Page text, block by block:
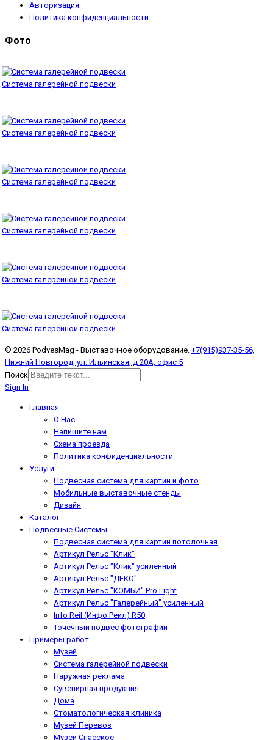
Авторизация
Политика конфиденциальности
Фото
Система галерейной подвески
Система галерейной подвески
Система галерейной подвески
Система галерейной подвески
Система галерейной подвески
Система галерейной подвески
© 2026 PodvesMag - Выставочное оборудование. +7(915)937-35-56,
Нижний Новгород, ул. Ильинская, д 20А, офис 5
Поиск
Sign In
Главная
О Нас
Напишите нам
Схема проезда
Политика конфиденциальности
Услуги
Подвесная система для картин и фото
Мобильные выставочные стенды
Дизайн
Каталог
Подвесные Системы
Подвесная система для картин потолочная
Артикул Рельс "Клик"
Артикул Рельс "Клик" усиленный
Артикул Рельс "ДЕКО"
Артикул Рельс "КОМБИ" Pro Light
Артикул Рельс "Галерейный" усиленный
Info Reil (Инфо Реил) R50
Точечный подвес фотографий
Примеры работ
Музей
Система галерейной подвески
Наружная реклама
Сувенирная продукция
Дома
Стоматологическая клиника
Музей Перевоз
Музей Спасское